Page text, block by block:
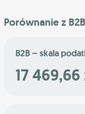
Porównanie z B2B
B2B – skala
17 469,66